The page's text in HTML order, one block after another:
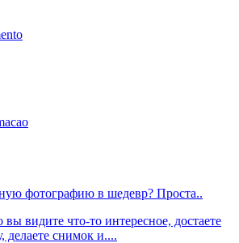
фотографию в шедевр? Проста..
видите что-то интересное, достаете
делаете снимок и....